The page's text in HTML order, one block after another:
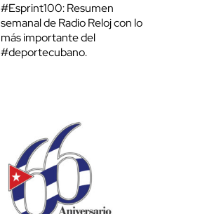
#Esprint100: Resumen
semanal de Radio Reloj con lo
más importante del
#deportecubano.